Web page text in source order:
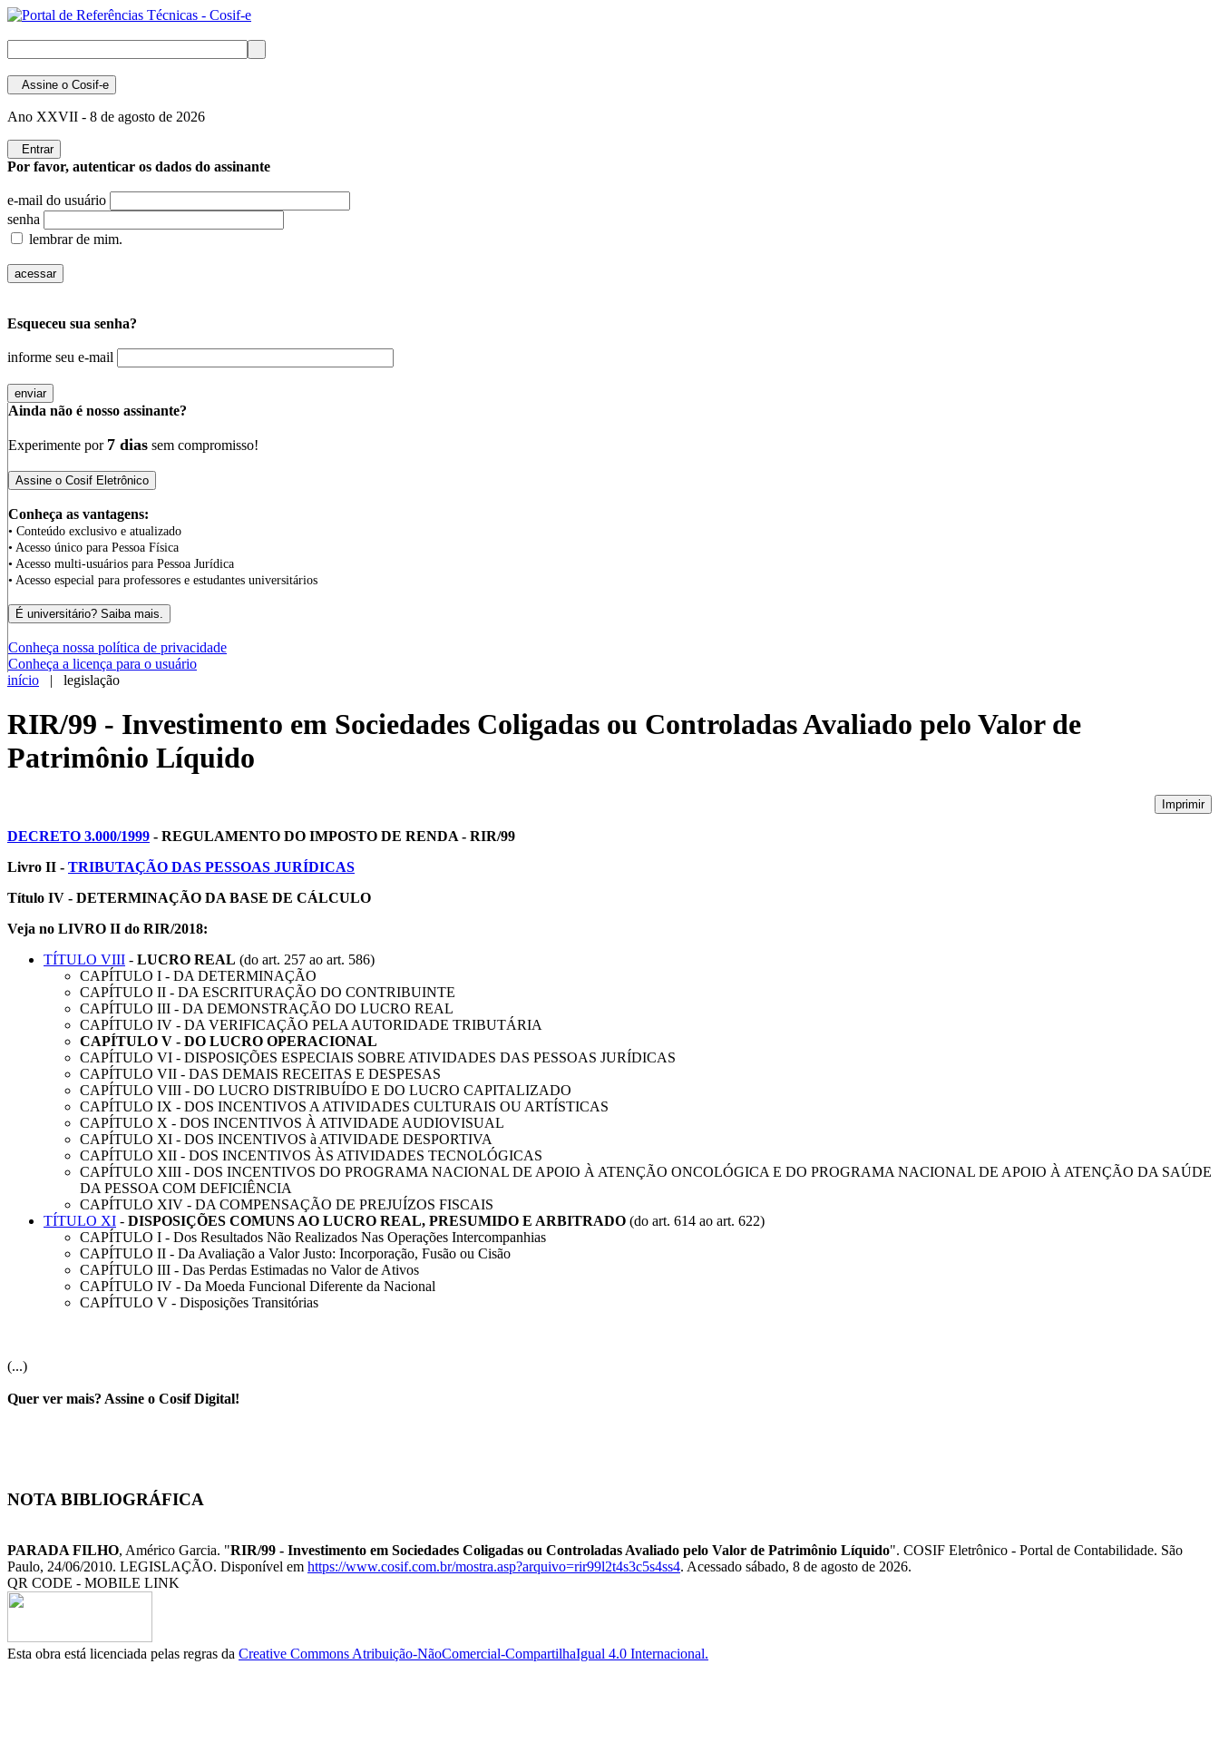
Assine o Cosif-e
Ano XXVII - 8 de agosto de 2026
Entrar
Por favor, autenticar os dados do assinante
e-mail do usuário
senha
lembrar de mim.
Esqueceu sua senha?
informe seu e-mail
Ainda não é nosso assinante?
Experimente por 7 dias sem compromisso!
Conheça as vantagens:
• Conteúdo exclusivo e atualizado
• Acesso único para Pessoa Física
• Acesso multi-usuários para Pessoa Jurídica
• Acesso especial para professores e estudantes universitários
Conheça nossa política de privacidade
Conheça a licença para o usuário
início | legislação
RIR/99 - Investimento em Sociedades Coligadas ou Controladas Avaliado pelo Valor de
Patrimônio Líquido
Imprimir
DECRETO 3.000/1999 - REGULAMENTO DO IMPOSTO DE RENDA - RIR/99
Livro II - TRIBUTAÇÃO DAS PESSOAS JURÍDICAS
Título IV - DETERMINAÇÃO DA BASE DE CÁLCULO
Veja no LIVRO II do RIR/2018:
TÍTULO VIII - LUCRO REAL (do art. 257 ao art. 586)
CAPÍTULO I - DA DETERMINAÇÃO
CAPÍTULO II - DA ESCRITURAÇÃO DO CONTRIBUINTE
CAPÍTULO III - DA DEMONSTRAÇÃO DO LUCRO REAL
CAPÍTULO IV - DA VERIFICAÇÃO PELA AUTORIDADE TRIBUTÁRIA
CAPÍTULO V - DO LUCRO OPERACIONAL
CAPÍTULO VI - DISPOSIÇÕES ESPECIAIS SOBRE ATIVIDADES DAS PESSOAS JURÍDICAS
CAPÍTULO VII - DAS DEMAIS RECEITAS E DESPESAS
CAPÍTULO VIII - DO LUCRO DISTRIBUÍDO E DO LUCRO CAPITALIZADO
CAPÍTULO IX - DOS INCENTIVOS A ATIVIDADES CULTURAIS OU ARTÍSTICAS
CAPÍTULO X - DOS INCENTIVOS À ATIVIDADE AUDIOVISUAL
CAPÍTULO XI - DOS INCENTIVOS à ATIVIDADE DESPORTIVA
CAPÍTULO XII - DOS INCENTIVOS ÀS ATIVIDADES TECNOLÓGICAS
CAPÍTULO XIII - DOS INCENTIVOS DO PROGRAMA NACIONAL DE APOIO À ATENÇÃO ONCOLÓGICA E DO PROGRAMA NACIONAL DE APOIO À ATENÇÃO DA SAÚDE
DA PESSOA COM DEFICIÊNCIA
CAPÍTULO XIV - DA COMPENSAÇÃO DE PREJUÍZOS FISCAIS
TÍTULO XI - DISPOSIÇÕES COMUNS AO LUCRO REAL, PRESUMIDO E ARBITRADO (do art. 614 ao art. 622)
CAPÍTULO I - Dos Resultados Não Realizados Nas Operações Intercompanhias
CAPÍTULO II - Da Avaliação a Valor Justo: Incorporação, Fusão ou Cisão
CAPÍTULO III - Das Perdas Estimadas no Valor de Ativos
CAPÍTULO IV - Da Moeda Funcional Diferente da Nacional
CAPÍTULO V - Disposições Transitórias
(...)
Quer ver mais? Assine o Cosif Digital!
NOTA BIBLIOGRÁFICA
PARADA FILHO, Américo Garcia. "RIR/99 - Investimento em Sociedades Coligadas ou Controladas Avaliado pelo Valor de Patrimônio Líquido". COSIF Eletrônico - Portal de Contabilidade. São
Paulo, 24/06/2010. LEGISLAÇÃO. Disponível em https://www.cosif.com.br/mostra.asp?arquivo=rir99l2t4s3c5s4ss4. Acessado sábado, 8 de agosto de 2026.
QR CODE - MOBILE LINK
Esta obra está licenciada pelas regras da Creative Commons Atribuição-NãoComercial-CompartilhaIgual 4.0 Internacional.